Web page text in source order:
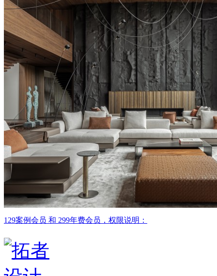
129案例会员 和 299年费会员，权限说明：